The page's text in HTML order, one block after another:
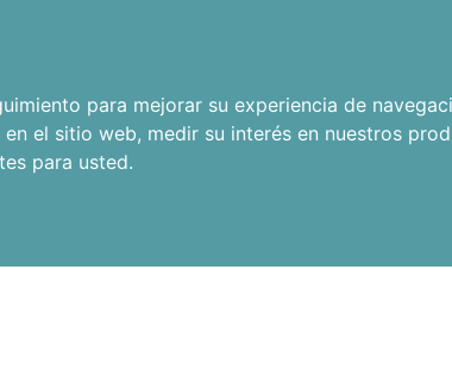
para mejorar su experiencia de
en el sitio web, medir su interés en nuestros
para usted.